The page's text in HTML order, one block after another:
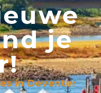
je
in Deventer